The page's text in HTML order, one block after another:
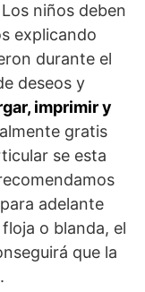
niños deben
explicando
durante el
deseos y
imprimir y
gratis
se esta
adelante
o blanda, el
que la